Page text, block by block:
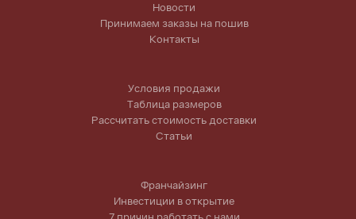
Новости
Принимаем заказы на пошив
Контакты
Условия продажи
Таблица размеров
Рассчитать стоимость доставки
Статьи
Франчайзинг
Инвестиции в открытие